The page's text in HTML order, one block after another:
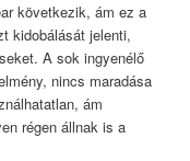
következik, ám ez a
kidobálását jelenti,
A sok ingyenélő
nincs maradása
ám
régen állnak is a